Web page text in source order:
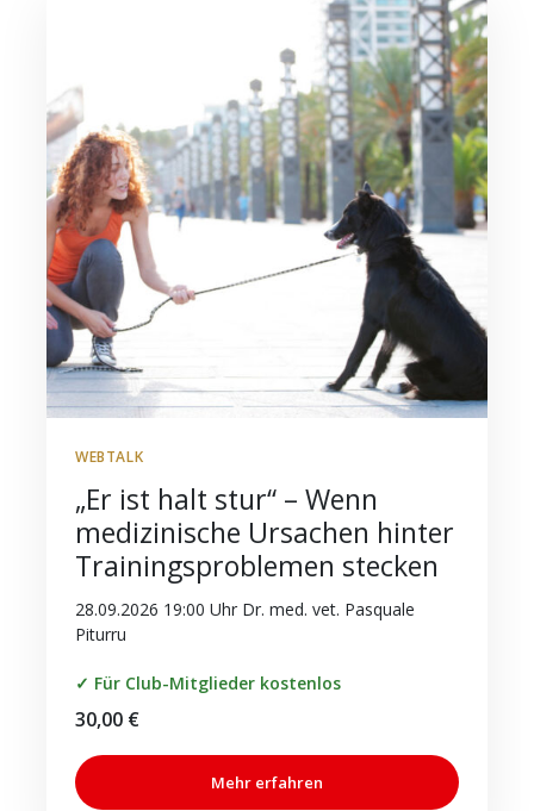
WEBTALK
„Er ist halt stur“ – Wenn
medizinische Ursachen hinter
Trainingsproblemen stecken
28.09.2026 19:00 Uhr Dr. med. vet. Pasquale
Piturru
✓ Für Club-Mitglieder kostenlos
30,00 €
Mehr erfahren